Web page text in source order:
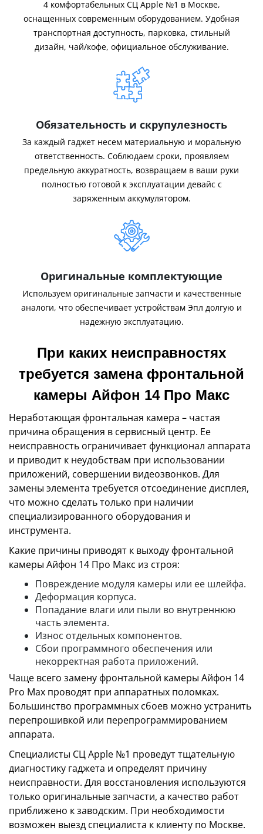
4 комфортабельных СЦ Apple №1 в Москве,
оснащенных современным оборудованием. Удобная
транспортная доступность, парковка, стильный
дизайн, чай/кофе, официальное обслуживание.
Обязательность и скрупулезность
За каждый гаджет несем материальную и моральную
ответственность. Соблюдаем сроки, проявляем
предельную аккуратность, возвращаем в ваши руки
полностью готовой к эксплуатации девайс с
заряженным аккумулятором.
Оригинальные комплектующие
Используем оригинальные запчасти и качественные
аналоги, что обеспечивает устройствам Эпл долгую и
надежную эксплуатацию.
При каких неисправностях
требуется замена фронтальной
камеры Айфон 14 Про Макс
Неработающая фронтальная камера – частая
причина обращения в сервисный центр. Ее
неисправность ограничивает функционал аппарата
и приводит к неудобствам при использовании
приложений, совершении видеозвонков. Для
замены элемента требуется отсоединение дисплея,
что можно сделать только при наличии
специализированного оборудования и
инструмента.
Какие причины приводят к выходу фронтальной
камеры Айфон 14 Про Макс из строя:
Повреждение модуля камеры или ее шлейфа.
Деформация корпуса.
Попадание влаги или пыли во внутреннюю
часть элемента.
Износ отдельных компонентов.
Сбои программного обеспечения или
некорректная работа приложений.
Чаще всего замену фронтальной камеры Айфон 14
Pro Max проводят при аппаратных поломках.
Большинство программных сбоев можно устранить
перепрошивкой или перепрограммированием
аппарата.
Специалисты СЦ Apple №1 проведут тщательную
диагностику гаджета и определят причину
неисправности. Для восстановления используются
только оригинальные запчасти, а качество работ
приближено к заводским. При необходимости
возможен выезд специалиста к клиенту по Москве.